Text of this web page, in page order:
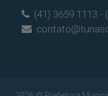
(41) 3659 1113 -